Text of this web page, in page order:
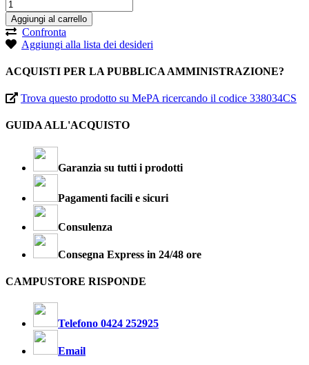
Aggiungi al carrello
Confronta
Aggiungi alla lista dei desideri
ACQUISTI PER LA PUBBLICA AMMINISTRAZIONE?
Trova questo prodotto su MePA ricercando il codice 338034CS
GUIDA ALL'ACQUISTO
Garanzia su tutti i prodotti
Pagamenti facili e sicuri
Consulenza
Consegna Express in 24/48 ore
CAMPUSTORE RISPONDE
Telefono 0424 252925
Email